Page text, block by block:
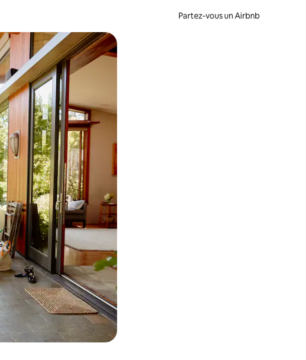
Partez-vous un Airbnb
ou en appuyant dessus et en les faisant glisser.